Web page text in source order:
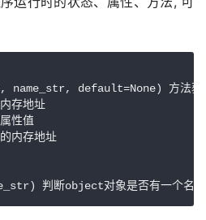
name_str, default=None) 方法获
存地址
性值
内存地址
判断object对象是否有一个名为